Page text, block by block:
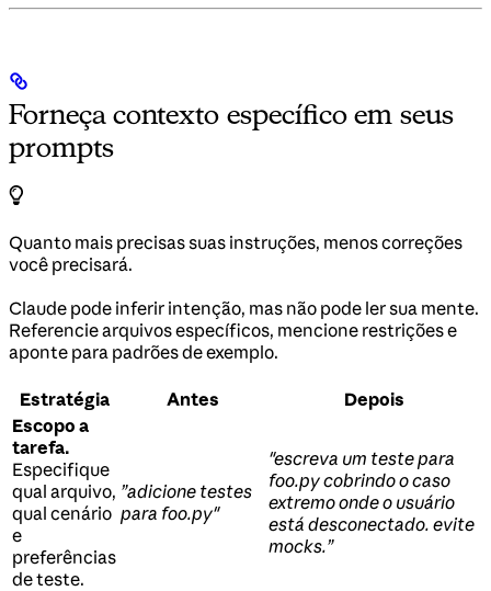
Forneça contexto específico em seus
prompts
Quanto mais precisas suas instruções, menos correções
você precisará.
Claude pode inferir intenção, mas não pode ler sua mente.
Referencie arquivos específicos, mencione restrições e
aponte para padrões de exemplo.
Estratégia Antes
Depois
Escopo a
tarefa.
Especifique
qual arquivo,
qual cenário
e
preferências
de teste.
”adicione testes
para foo.py"
"escreva um teste para
foo.py cobrindo o caso
extremo onde o usuário
está desconectado. evite
mocks.”